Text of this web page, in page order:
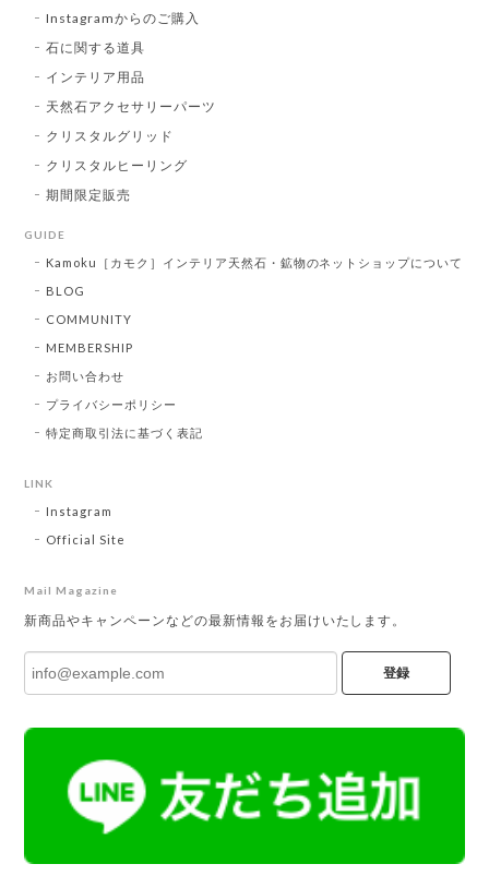
Instagramからのご購入
石に関する道具
インテリア用品
天然石アクセサリーパーツ
クリスタルグリッド
クリスタルヒーリング
期間限定販売
GUIDE
Kamoku［カモク］インテリア天然石・鉱物のネットショップについて
BLOG
COMMUNITY
MEMBERSHIP
お問い合わせ
プライバシーポリシー
特定商取引法に基づく表記
LINK
Instagram
Official Site
Mail Magazine
新商品やキャンペーンなどの最新情報をお届けいたします。
登録